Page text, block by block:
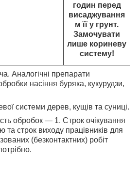
годин перед
висаджування
м її у грунт.
Замочувати
лише кориневу
систему!
Аналогічні препарати
насіння буряка, кукурудзи,
системи дерев, кущів та суниці.
обробок — 1. Строк очікування
строк виходу працівників для
(безконтактних) робіт